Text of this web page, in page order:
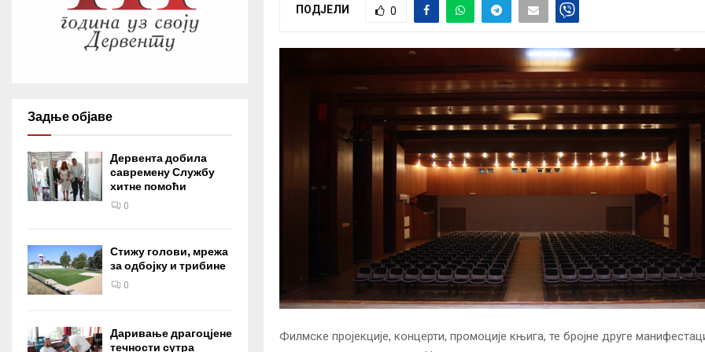
ПОДЈЕЛИ 0
Филмске пројекције, концерти, промоције књига, те бројне друге
Задње објаве
Дервента добила
савремену Службу
хитне помоћи
0
Стижу голови, мрежа
за одбојку и трибине
0
Даривање драгоцјене
течности сутра